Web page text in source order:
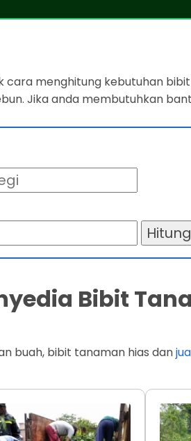
menghitung kebutuhan
Jika anda membutuhkan
Hitung
Bibit
buah, bibit tanaman hias dan